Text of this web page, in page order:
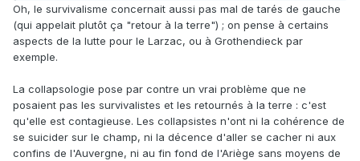
Oh, le survivalisme concernait aussi pas mal de tarés de gauche
(qui appelait plutôt ça "retour à la terre") ; on pense à certains
aspects de la lutte pour le Larzac, ou à Grothendieck par
exemple.
La collapsologie pose par contre un vrai problème que ne
posaient pas les survivalistes et les retournés à la terre : c'est
qu'elle est contagieuse. Les collapsistes n'ont ni la cohérence de
se suicider sur le champ, ni la décence d'aller se cacher ni aux
confins de l'Auvergne, ni au fin fond de l'Ariège sans moyens de